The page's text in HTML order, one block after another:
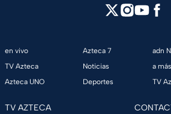
en vivo
TV Azteca
Azteca UNO
Azteca 7
Noticias
Deportes
adn
a
TV
TV AZTECA